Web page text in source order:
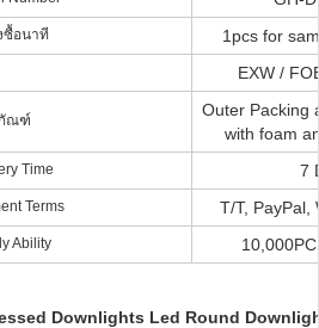
ซื้อนาที 1pcs for
EXW /
ณฑ์
Outer Packing
with foam
Time 7
Terms T/T, PayPal,
Ability
Downlights Led Round